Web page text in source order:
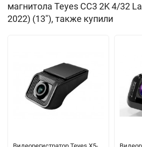
магнитола Teyes CC3 2K 4/32
2022) (13"), также купили